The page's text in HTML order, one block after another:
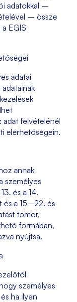
adatokkal –
– össze
EGIS
adatai
adat felvételénél
elérhetőségein.
annak
személyes
és a 14.
és a 15–22. és
tömör,
formában,
nyújtsa.
személyes
ha ilyen